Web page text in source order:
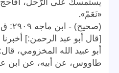
يستمسك على الرَّحل،
«نَعَمْ».
(صحيح) - ابن ماجه ٢٩٠٩: ق
[قال أبو عبد الرحمن:]
أبو عبيد الله المخزومي،
طاووس، عن أبيه، عن ابن